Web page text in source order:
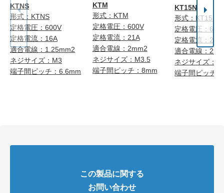
KTNS
形式：KTNS
定格電圧：600V
定格電流：16A
適合電線：1.25mm2
ネジサイズ：M3
端子間ピッチ：6.6mm
KTM
形式：KTM
定格電圧：600V
定格電流：21A
適合電線：2mm2
ネジサイズ：M3.5
端子間ピッチ：8mm
KT15N
形式：KT15N
定格電圧：
定格電流：21A
適合電線：
ネジサイズ：
端子間ピッチ
この製品に関する
お問い合わせ